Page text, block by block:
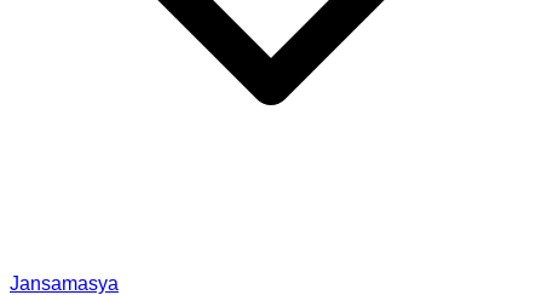
Jansamasya